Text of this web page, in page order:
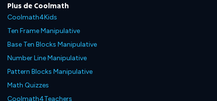
Plus de Coolmath
Coolmath4Kids
Ten Frame Manipulative
Base Ten Blocks Manipulative
Number Line Manipulative
Pattern Blocks Manipulative
Math Quizzes
Coolmath4Teachers